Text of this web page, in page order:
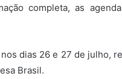
completa, as
dias 26 e 27 de julho,
Brasil.